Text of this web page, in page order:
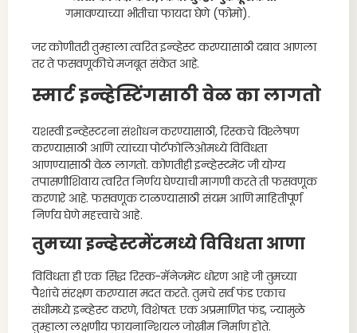
गमावण्याच्या भीतीचा फायदा घेणे (फोमो).
जर कोणीतरी तुम्हाला त्वरित इन्व्हेस्ट करण्यासाठी दबाव आणला
तर ते फसवणूकीचे मजबूत संकेत आहे.
स्मार्ट इन्व्हेस्टिंगसाठी वेळ का लागतो
यशस्वी इन्व्हेस्टरना संशोधन करण्यासाठी, रिस्कचे विश्लेषण
करण्यासाठी आणि त्यांच्या पोर्टफोलिओमध्ये विविधता
आणण्यासाठी वेळ लागतो. कोणतीही इन्व्हेस्टमेंट जी योग्य
तपासणीशिवाय त्वरित निर्णय घेण्याची मागणी करते ती फसवणूक
करणारे आहे. फसवणूक टाळण्यासाठी संयम आणि माहितीपूर्ण
निर्णय घेणे महत्त्वाचे आहे.
तुमच्या इन्व्हेस्टमेंटमध्ये विविधता आणा
विविधता ही एक सिद्ध रिस्क-मॅनेजमेंट धोरण आहे जी तुमच्या
पैशांचे संरक्षण करण्यास मदत करते. तुमचे सर्व फंड एकाच
संधीमध्ये इन्व्हेस्ट करणे, विशेषत: एक अप्रमाणित फंड, ज्यामुळे
तुम्हाला लक्षणीय फायनान्शियल जोखीम निर्माण होते.